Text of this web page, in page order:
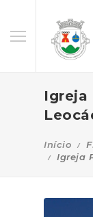
Igreja
Início
Igreja